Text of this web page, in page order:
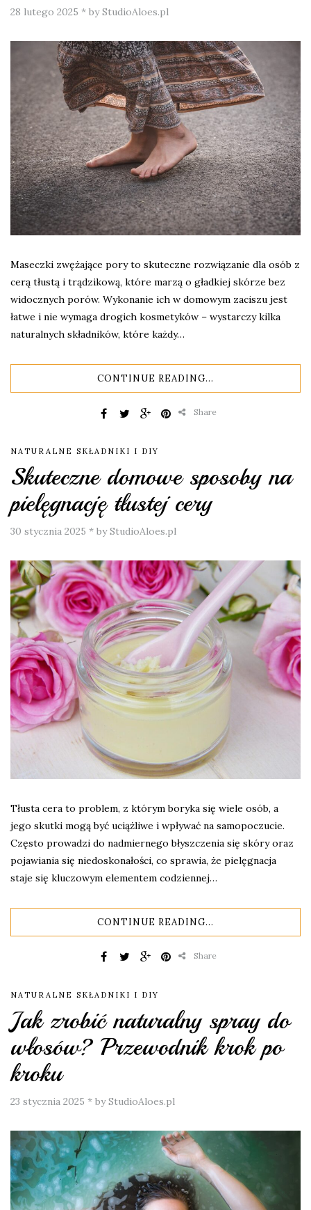
28 lutego 2025 * by StudioAloes.pl
Maseczki zwężające pory to skuteczne rozwiązanie dla osób z
cerą tłustą i trądzikową, które marzą o gładkiej skórze bez
widocznych porów. Wykonanie ich w domowym zaciszu jest
łatwe i nie wymaga drogich kosmetyków – wystarczy kilka
naturalnych składników, które każdy…
CONTINUE READING...
Share
NATURALNE SKŁADNIKI I DIY
Skuteczne domowe sposoby na
pielęgnację tłustej cery
30 stycznia 2025 * by StudioAloes.pl
Tłusta cera to problem, z którym boryka się wiele osób, a
jego skutki mogą być uciążliwe i wpływać na samopoczucie.
Często prowadzi do nadmiernego błyszczenia się skóry oraz
pojawiania się niedoskonałości, co sprawia, że pielęgnacja
staje się kluczowym elementem codziennej…
CONTINUE READING...
Share
NATURALNE SKŁADNIKI I DIY
Jak zrobić naturalny spray do
włosów? Przewodnik krok po
kroku
23 stycznia 2025 * by StudioAloes.pl